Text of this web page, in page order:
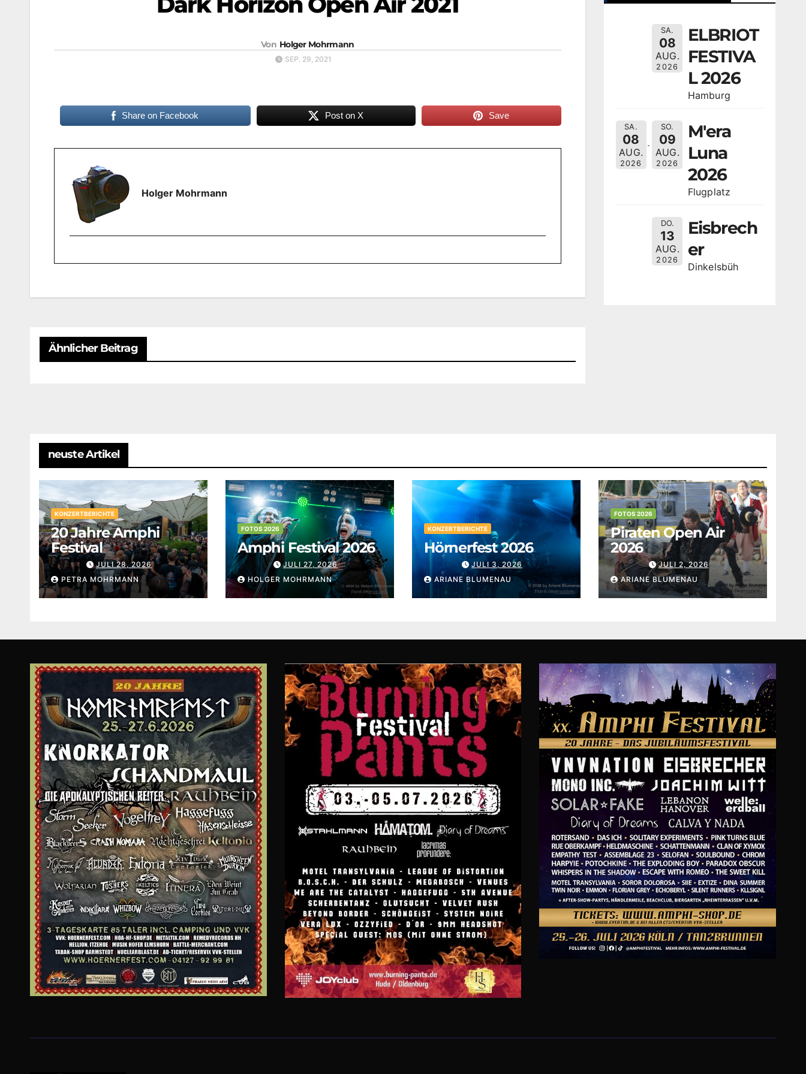
Von Holger Mohrmann
SEP. 29, 2021
Share on Facebook Post on X Save
Holger Mohrmann
Ähnlicher Beitrag
SA.
08
AUG.
2026
ELBRIOT
FESTIVA
L 2026
Hamburg
SA.
08
AUG.
2026
SO.
09
AUG.
2026
M'era
Luna
2026
Flugplatz
DO.
13
AUG.
2026
Eisbrech
er
Dinkelsbüh
neuste Artikel
KONZERTBERICHTE
20 Jahre Amphi
Festival
JULI 28, 2026
PETRA MOHRMANN
FOTOS 2026
Amphi Festival 2026
JULI 27, 2026
HOLGER MOHRMANN
KONZERTBERICHTE
Hörnerfest 2026
JULI 3, 2026
ARIANE BLUMENAU
FOTOS 2026
Piraten Open Air
2026
JULI 2, 2026
ARIANE BLUMENAU